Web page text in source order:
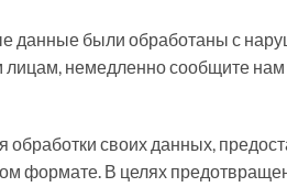
данные были обработаны с
лицам, немедленно сообщите
обработки своих данных,
формате. В целях